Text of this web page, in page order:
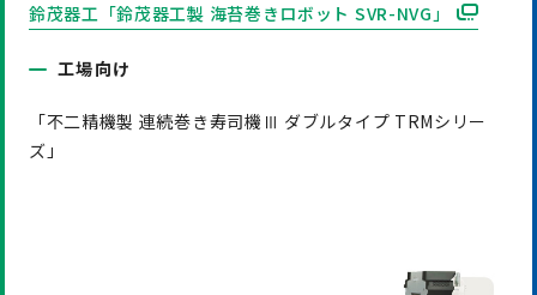
鈴茂器工「鈴茂器工製 海苔巻きロボット SVR-NVG」
工場向け
「不二精機製 連続巻き寿司機Ⅲ ダブルタイプ TRMシリー
ズ」